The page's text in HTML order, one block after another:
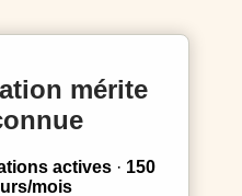
actives· 150
mois